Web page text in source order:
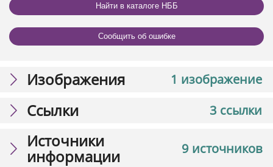
Найти в каталоге НББ
Сообщить об ошибке
1 изображение
Изображения
3 ссылки
Ссылки
9 источников
Источники
информации